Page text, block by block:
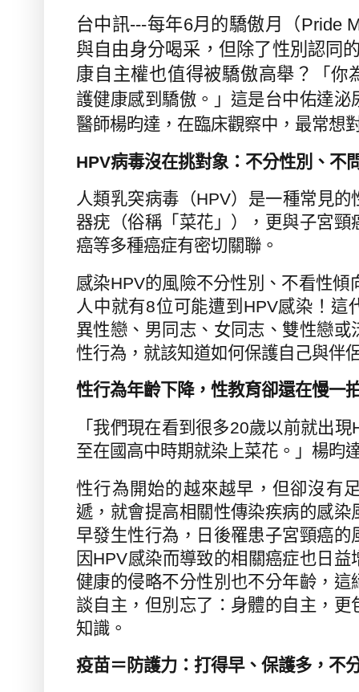
台中訊---每年6月的驕傲月（Pride
與自由身分喝采，但除了性別認同
康自主權也值得被驕傲高舉？
「
護健康感到驕傲。」 這是台中佑達泌
醫師楊昀達，在臨床觀察中，最常想
HPV病毒沒在挑對象：不分性別、不
人類乳突病毒（HPV）是一種常見的
器疣（俗稱「菜花」），更與子宮
癌等多種癌症有密切關聯。
感染HPV的風險不分性別、不看性傾
人中就有8位可能遭到 HPV感染！這
異性戀、男同志、女同志、雙性戀
性行為，就該知道如何保護自己與伴
性行為年齡下降，性教育卻還在慢一
「我們現在看到很多20歲以前就出現
至在國高中時期就染上菜花。」楊昀
性行為開始的越來越早，但卻沒有
遞，就會提高相關性傳染疾病的感
早發生性行為，日後罹患子宮頸癌
因 HPV感染而導致的相關癌症也日益
健康的侵略不分性別也不分年齡，這
談自主，但別忘了：身體的自主，
知識。
疫苗＝防護力：打得早、保護多，不